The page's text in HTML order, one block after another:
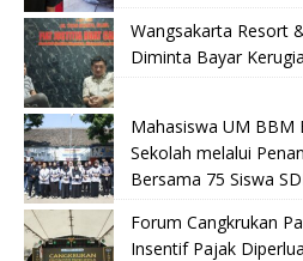
Wangsakarta Resort
Diminta Bayar
Mahasiswa UM BBM
Sekolah melalui
Bersama 75 Siswa
Forum Cangkrukan
Insentif Pajak